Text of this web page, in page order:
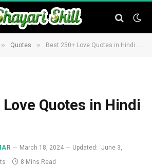
» Quotes » Best 250+ Love Quotes in Hindi 2024
Quotes in Hindi
March 18, 2024 Updated: June 3,
8 Mins Read